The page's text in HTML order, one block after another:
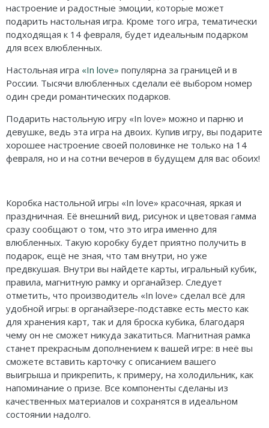
настроение и радостные эмоции, которые может
подарить настольная игра. Кроме того игра, тематически
подходящая к 14 февраля, будет идеальным подарком
для всех влюбленных.
Настольная игра «In love» популярна за границей и в
России. Тысячи влюбленных сделали её выбором номер
один среди романтических подарков.
Подарить настольную игру «In love» можно и парню и
девушке, ведь эта игра на двоих. Купив игру, вы подарите
хорошее настроение своей половинке не только на 14
февраля, но и на сотни вечеров в будущем для вас обоих!
Коробка настольной игры «In love» красочная, яркая и
праздничная. Её внешний вид, рисунок и цветовая гамма
сразу сообщают о том, что это игра именно для
влюбленных. Такую коробку будет приятно получить в
подарок, ещё не зная, что там внутри, но уже
предвкушая. Внутри вы найдете карты, игральный кубик,
правила, магнитную рамку и органайзер. Следует
отметить, что производитель «In love» сделал всё для
удобной игры: в органайзере-подставке есть место как
для хранения карт, так и для броска кубика, благодаря
чему он не сможет никуда закатиться. Магнитная рамка
станет прекрасным дополнением к вашей игре: в неё вы
сможете вставить карточку с описанием вашего
выигрыша и прикрепить, к примеру, на холодильник, как
напоминание о призе. Все компоненты сделаны из
качественных материалов и сохранятся в идеальном
состоянии надолго.
Логические
Кооперативные
Стратегические
Приключения
Экономические
Тактические
Игры-квесты
Викторины
Для взрослых (18+)
О мышах и тайнах
Эволюция
Зельеварение
Стиль Жизни
Crowd Games
Lavka Games
Эврикус
Банда умников
Остальные серии
Пиксель Тактикс
Саграда